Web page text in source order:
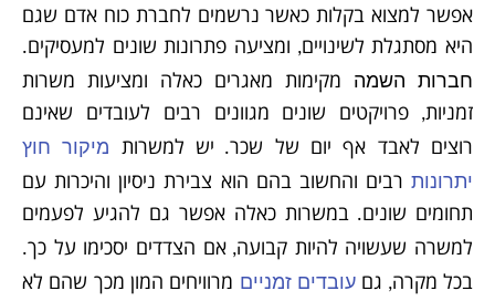
אפשר למצוא בקלות כאשר נרשמים לחברת כוח אדם שגם
היא מסתגלת לשינויים, ומציעה פתרונות שונים למעסיקים.
חברות השמה
מקימות מאגרים כאלה ומציעות משרות
זמניות, פרויקטים שונים מגוונים רבים לעובדים שאינם
רוצים לאבד אף יום של שכר. יש למשרות מיקור חוץ
יתרונות רבים והחשוב בהם הוא צבירת ניסיון והיכרות עם
תחומים שונים. במשרות כאלה אפשר גם להגיע לפעמים
למשרה שעשויה להיות קבועה,אם הצדדים יסכימו על כך.
בכל מקרה, גם עובדים זמניים מרוויחים המון מכך שהם לא